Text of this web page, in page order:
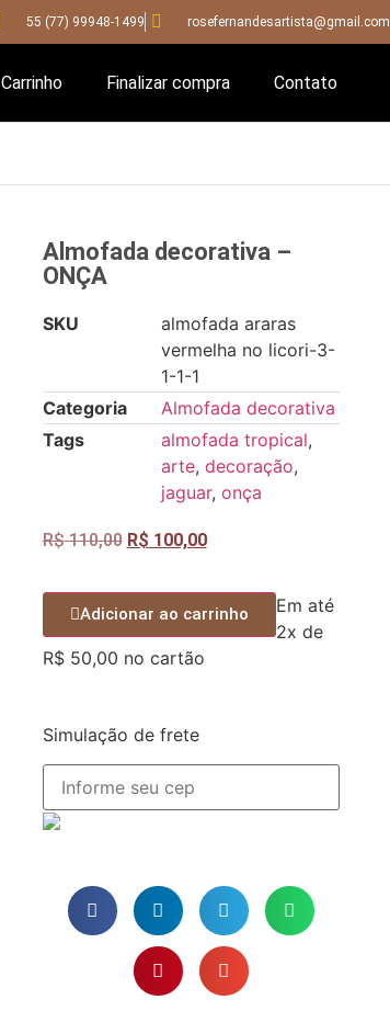
55 (77) 99948-1499 rosefernandesartista@gmail.com
Carrinho Finalizar compra Contato
Almofada decorativa –
ONÇA
SKU
almofada araras
vermelha no licori-3-
1-1-1
Categoria
Almofada decorativa
Tags
almofada tropical,
arte, decoração,
jaguar, onça
R$110,00 R$ 100,00
Adicionar ao carrinho
Em até
2x de
R$50,00 no cartão
Simulação de frete